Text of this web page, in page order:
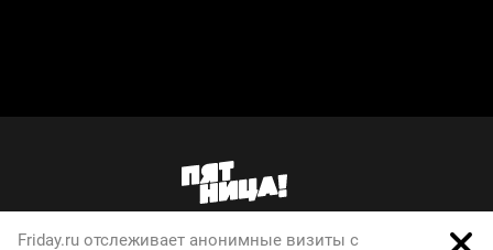
Friday.ru отслеживает анонимные визиты с